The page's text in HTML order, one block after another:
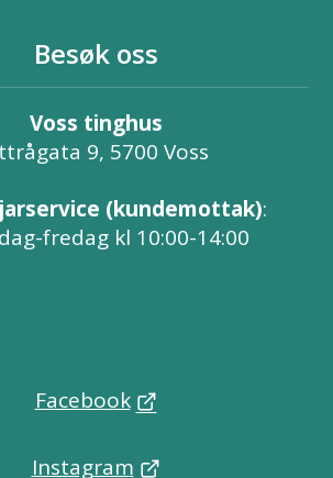
Besøk oss
Voss tinghus
9, 5700 Voss
(kundemottak):
fredag kl 10:00-14:00
Facebook
Instagram